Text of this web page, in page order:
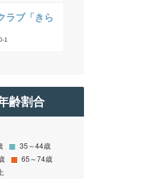
ラブ「きら
1
齢割合